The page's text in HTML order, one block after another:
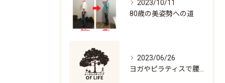
2023/10/11
80歳の美姿勢への道
2023/06/26